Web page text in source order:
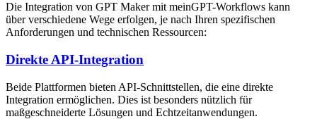
Die Integration von GPT Maker mit meinGPT-Workflows kann
über verschiedene Wege erfolgen, je nach Ihren spezifischen
Anforderungen und technischen Ressourcen:
Direkte API-Integration
Beide Plattformen bieten API-Schnittstellen, die eine direkte
Integration ermöglichen. Dies ist besonders nützlich für
maßgeschneiderte Lösungen und Echtzeitanwendungen.